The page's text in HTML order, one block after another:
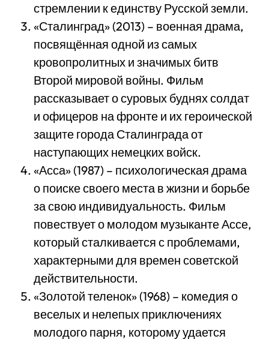
стремлении к единству Русской земли.
«Сталинград» (2013) – военная драма,
посвящённая одной из самых
кровопролитных и значимых битв
Второй мировой войны. Фильм
рассказывает о суровых буднях солдат
и офицеров на фронте и их героической
защите города Сталинграда от
наступающих немецких войск.
«Асса» (1987) – психологическая драма
о поиске своего места в жизни и борьбе
за свою индивидуальность. Фильм
повествует о молодом музыканте Ассе,
который сталкивается с проблемами,
характерными для времен советской
действительности.
«Золотой теленок» (1968) – комедия о
веселых и нелепых приключениях
молодого парня, которому удается